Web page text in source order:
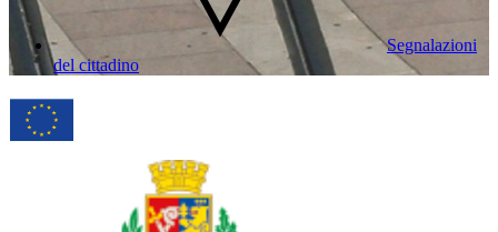
Segnalazioni
del cittadino